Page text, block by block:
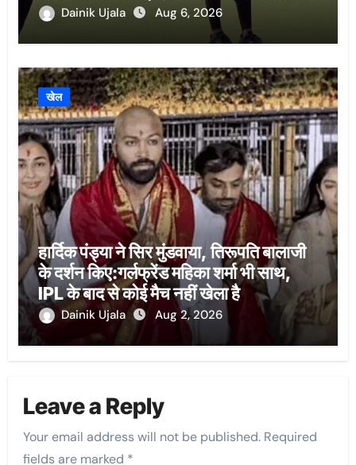
को लेकर फैसला
Dainik Ujala Aug 6, 2026
खेल
हार्दिक पंड्या ने सिर मुंडवाया, तिरूपति बालाजी
के दर्शन किए:गर्लफ्रेंड महिका शर्मा भी साथ,
IPL के बाद से कोई मैच नहीं खेला है
Dainik Ujala Aug 2, 2026
Leave a Reply
Your email address will not be published. Required
fields are marked *